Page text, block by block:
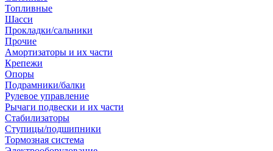
Топливные
Шасси
Прокладки/сальники
Прочие
Амортизаторы и их части
Крепежи
Опоры
Подрамники/балки
Рулевое управление
Рычаги подвески и их части
Стабилизаторы
Ступицы/подшипники
Тормозная система